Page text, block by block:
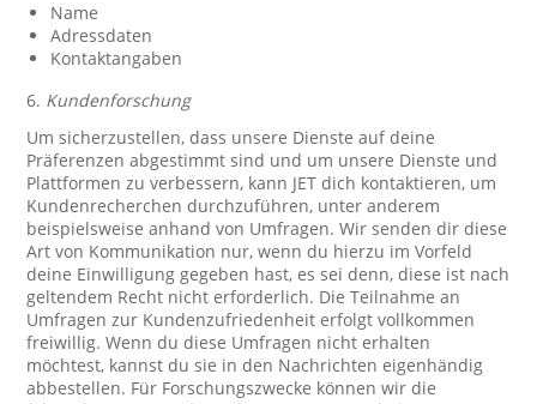
Name
Adressdaten
Kontaktangaben
6. Kundenforschung
Um sicherzustellen, dass unsere Dienste auf deine
Präferenzen abgestimmt sind und um unsere Dienste und
Plattformen zu verbessern, kann JET dich kontaktieren, um
Kundenrecherchen durchzuführen, unter anderem
beispielsweise anhand von Umfragen. Wir senden dir diese
Art von Kommunikation nur, wenn du hierzu im Vorfeld
deine Einwilligung gegeben hast, es sei denn, diese ist nach
geltendem Recht nicht erforderlich. Die Teilnahme an
Umfragen zur Kundenzufriedenheit erfolgt vollkommen
freiwillig. Wenn du diese Umfragen nicht erhalten
möchtest, kannst du sie in den Nachrichten eigenhändig
abbestellen. Für Forschungszwecke können wir die